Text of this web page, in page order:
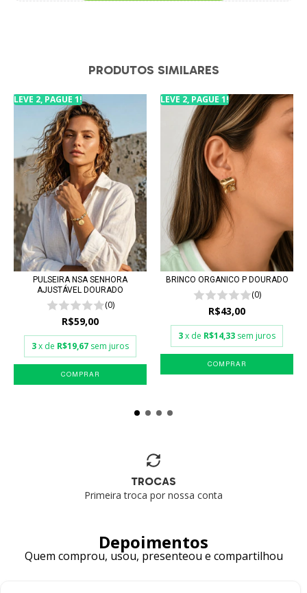
PRODUTOS SIMILARES
LEVE 2, PAGUE 1!
PULSEIRA NSA SENHORA
AJUSTÁVEL DOURADO
(0)
R$59,00
3x de R$19,67 sem juros
LEVE 2, PAGUE 1!
BRINCO ORGANICO P DOURADO
(0)
R$43,00
3x de R$14,33 sem juros
TROCAS
Primeira troca por nossa conta
Depoimentos
Quem comprou, usou, presenteou e compartilhou